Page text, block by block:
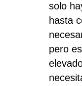
solo
hasta
pero